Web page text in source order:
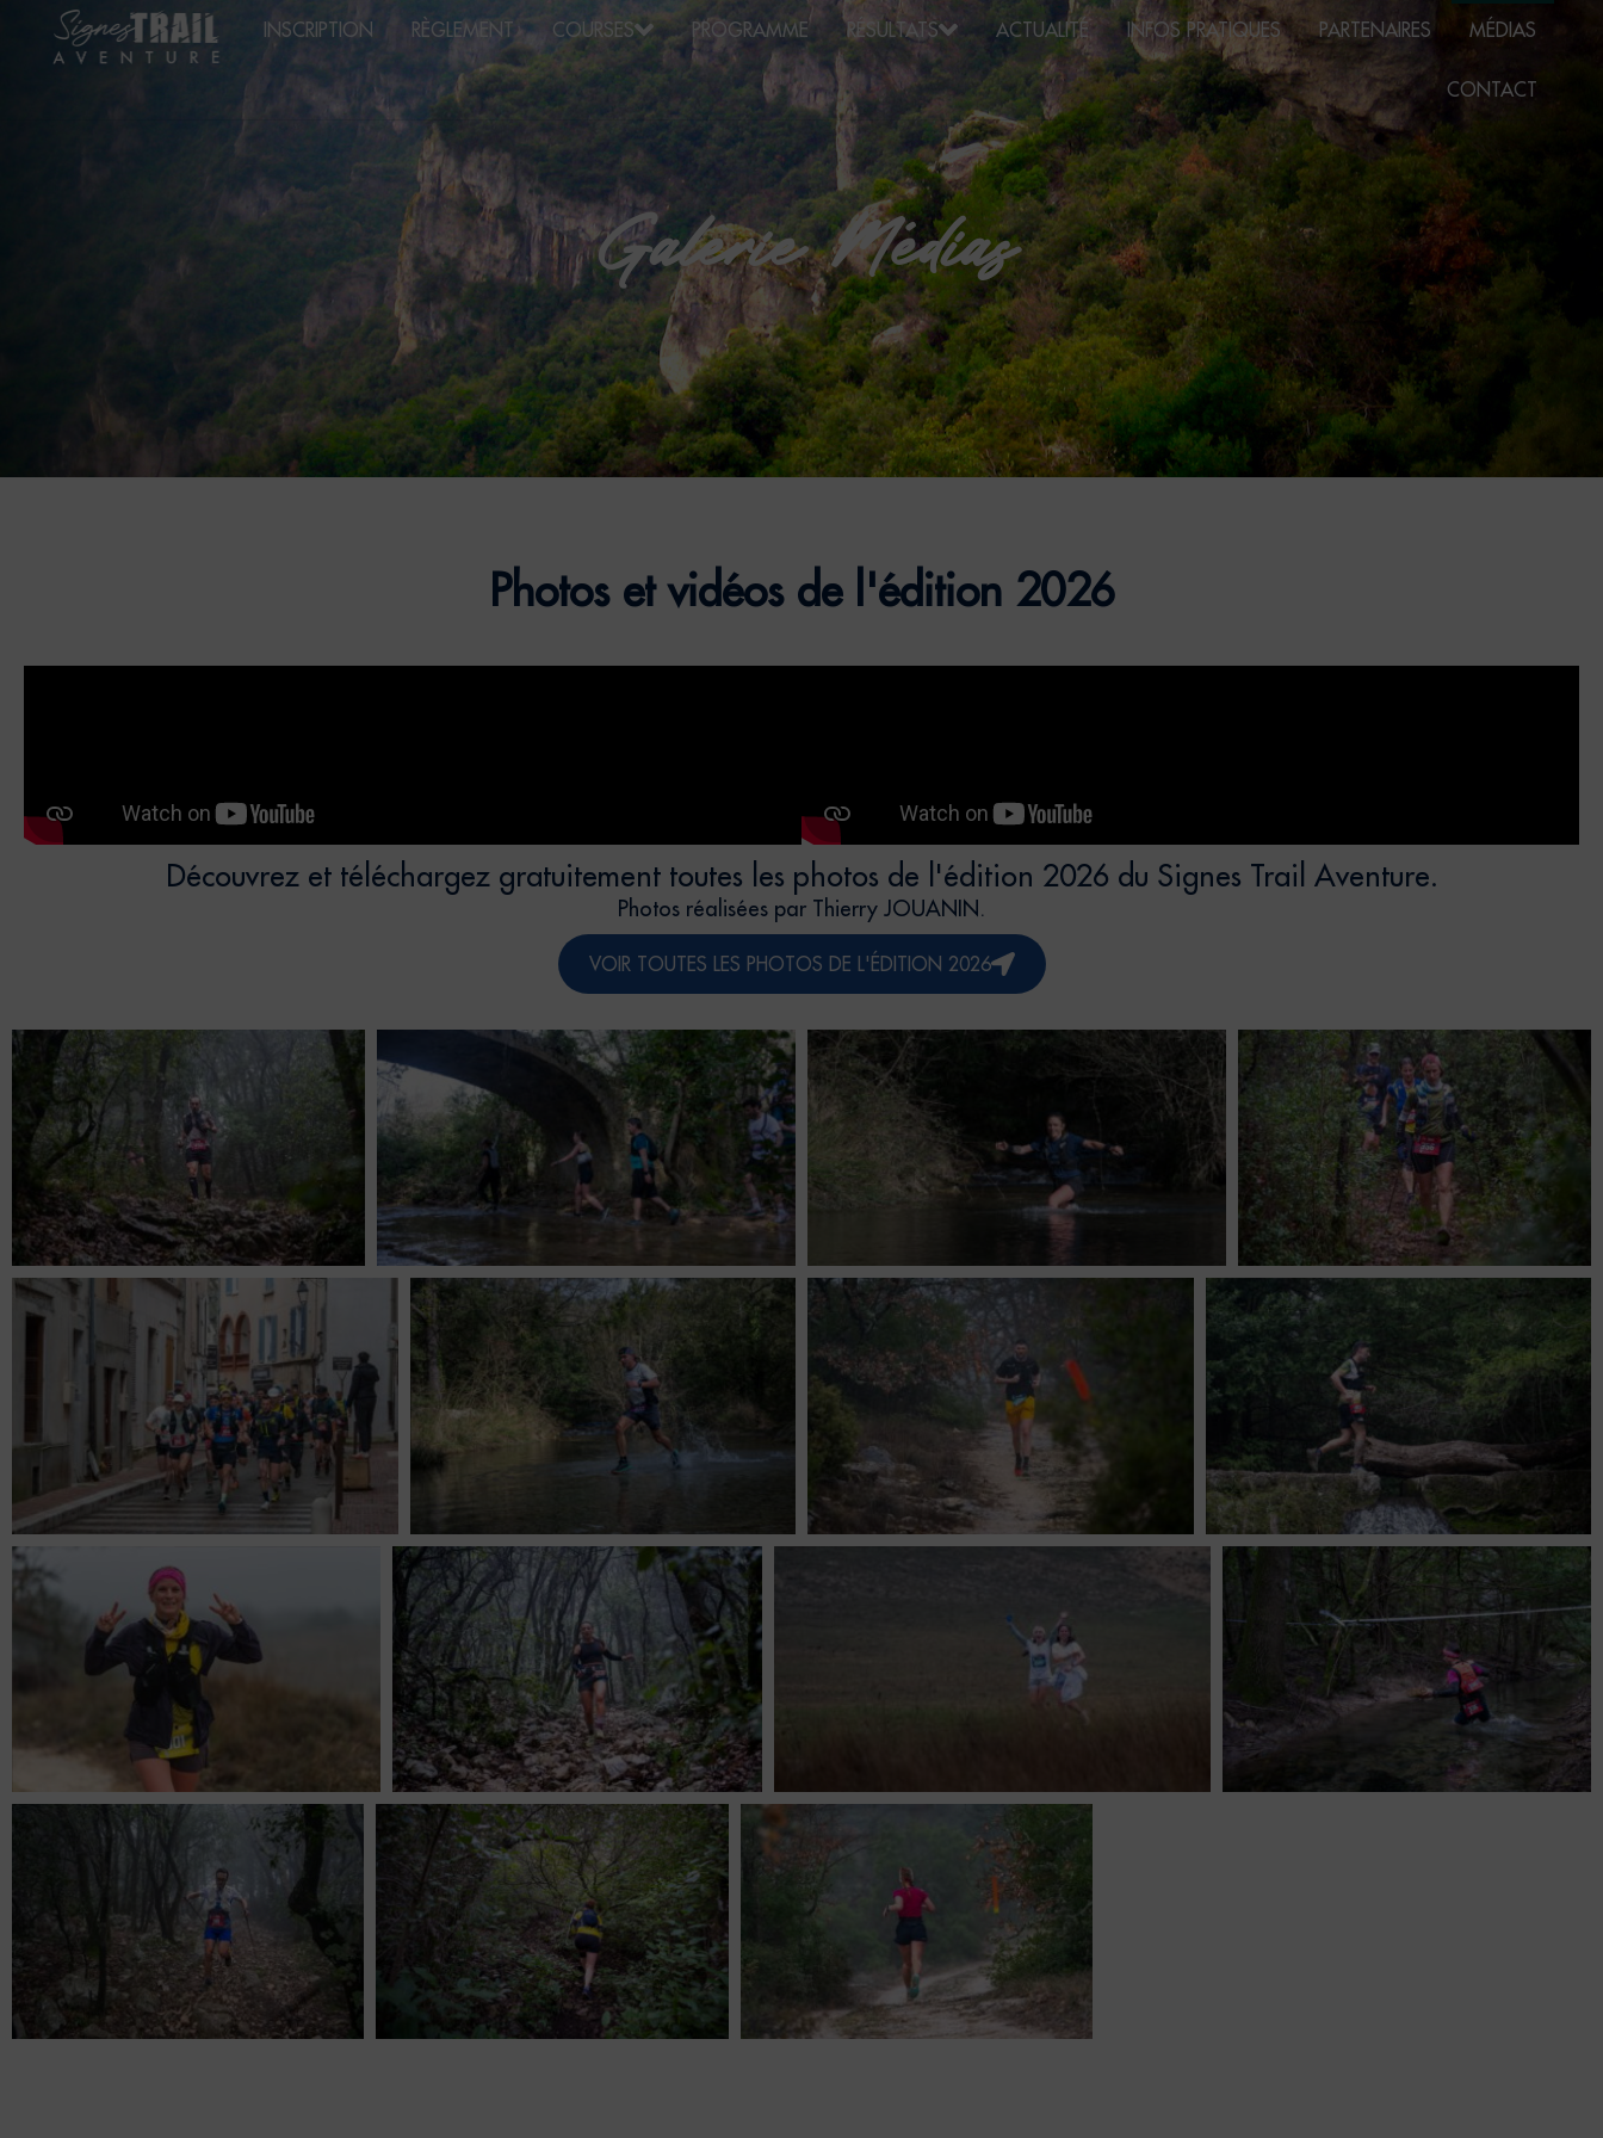
INSCRIPTION RÈGLEMENT COURSES PROGRAMME RÉSULTATS ACTUALITÉ INFOS PRATIQUES PARTENAIRES MÉDIAS
CONTACT
Galerie Médias
Photos et vidéos de l'édition 2026
Découvrez et téléchargez gratuitement toutes les photos de l'édition 2026 du Signes Trail Aventure.
Photos réalisées par Thierry JOUANIN.
VOIR TOUTES LES PHOTOS DE L'ÉDITION 2026